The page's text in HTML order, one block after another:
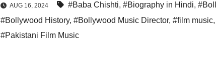
AUG 16, 2024 #Baba Chishti, #Biography in Hindi,
#Bollywood History, #Bollywood Music Director, #film music,
#Pakistani Film Music